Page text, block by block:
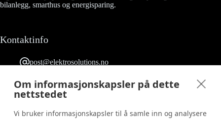
Om informasjonskapsler på dette
nettstedet
Vi bruker informasjonskapsler til å samle inn og analysere
bilanlegg, smarthus og energisparing.
Kontaktinfo
post@elektrosolutions.no
Grefsenveien 12 0482 Oslo
Følg oss på Facebook